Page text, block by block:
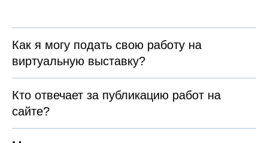
Как я могу подать свою работу на
виртуальную выставку?
Кто отвечает за публикацию работ на
сайте?